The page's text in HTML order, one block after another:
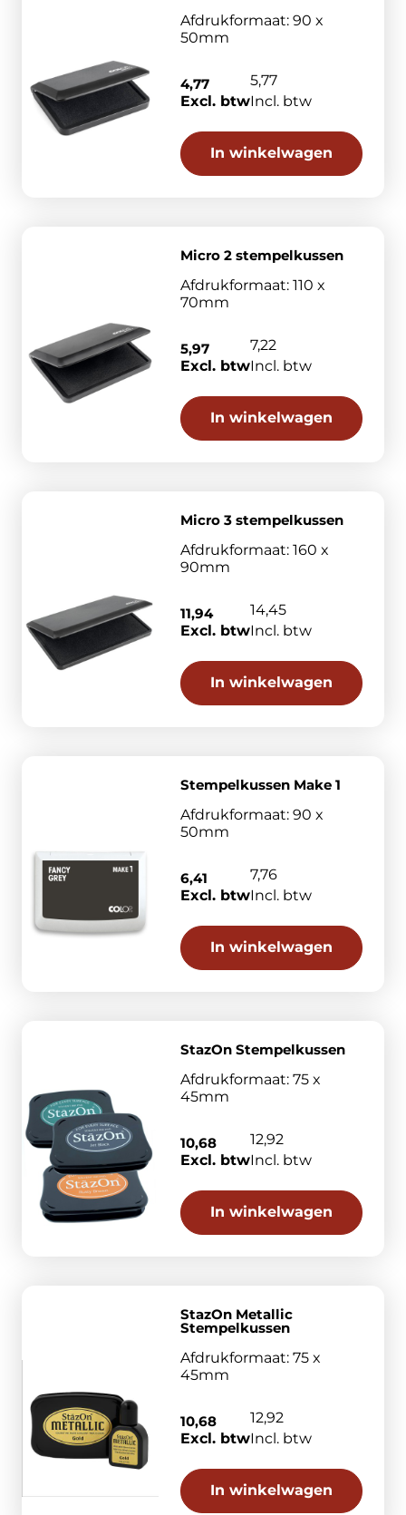
Afdrukformaat: 90 x
50mm
4,77
Excl. btw
5,77
Incl. btw
In winkelwagen
Micro 2 stempelkussen
Afdrukformaat: 110 x
70mm
5,97
Excl. btw
7,22
Incl. btw
In winkelwagen
Micro 3 stempelkussen
Afdrukformaat: 160 x
90mm
11,94
Excl. btw
14,45
Incl. btw
In winkelwagen
Stempelkussen Make 1
Afdrukformaat: 90 x
50mm
6,41
Excl. btw
7,76
Incl. btw
In winkelwagen
StazOn Stempelkussen
Afdrukformaat: 75 x
45mm
10,68
Excl. btw
12,92
Incl. btw
In winkelwagen
StazOn Metallic
Stempelkussen
Afdrukformaat: 75 x
45mm
10,68
Excl. btw
12,92
Incl. btw
In winkelwagen